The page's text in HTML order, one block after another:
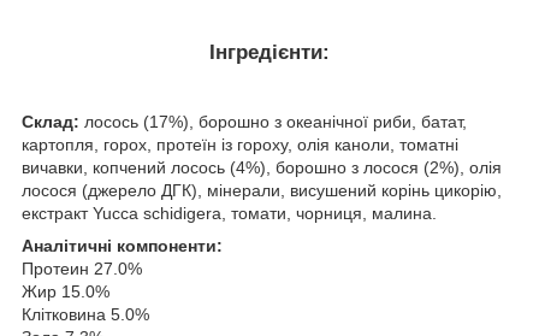
Інгредієнти:
Склад: лосось (17%), борошно з океанічної риби, батат,
картопля, горох, протеїн із гороху, олія каноли, томатні
вичавки, копчений лосось (4%), борошно з лосося (2%), олія
лосося (джерело ДГК), мінерали, висушений корінь цикорію,
екстракт Yucca schidigera, томати, чорниця, малина.
Аналітичні компоненти:
Протеин 27.0%
Жир 15.0%
Клітковина 5.0%